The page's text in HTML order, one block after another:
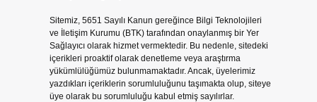
Sitemiz, 5651 Sayılı Kanun gereğince Bilgi Teknolojileri
ve İletişim Kurumu (BTK) tarafından onaylanmış bir Yer
Sağlayıcı olarak hizmet vermektedir. Bu nedenle, sitedeki
içerikleri proaktif olarak denetleme veya araştırma
yükümlülüğümüz bulunmamaktadır. Ancak, üyelerimiz
yazdıkları içeriklerin sorumluluğunu taşımakta olup, siteye
üye olarak bu sorumluluğu kabul etmiş sayılırlar.